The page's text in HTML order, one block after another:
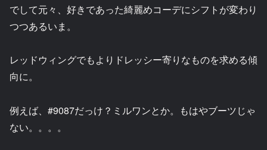
でして元々、好きであった綺麗めコーデにシフトが変わり
つつあるいま。
レッドウィングでもよりドレッシー寄りなものを求める傾
向に。
例えば、#9087だっけ？ミルワンとか。もはやブーツじゃ
ない。。。。